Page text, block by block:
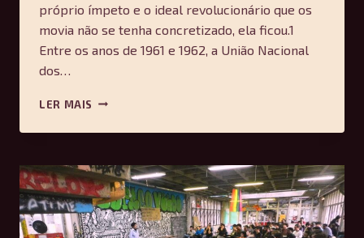
próprio ímpeto e o ideal revolucionário que os
movia não se tenha concretizado, ela ficou.1
Entre os anos de 1961 e 1962, a União Nacional
dos…
LER MAIS UM
MÁGICO
INVOCAR
A
MARCHA
DA
HISTÓRIA